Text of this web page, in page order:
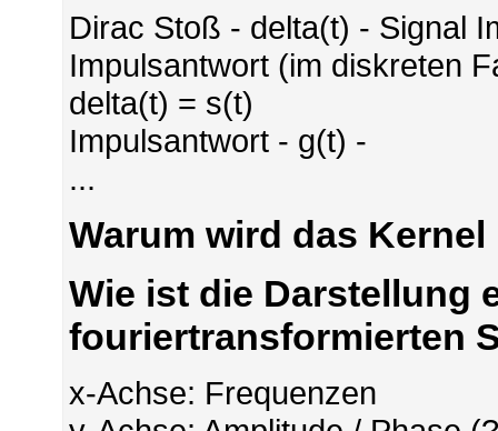
Dirac Stoß - delta(t) - Signal
Impulsantwort (im diskreten
delta(t) = s(t)
Impulsantwort - g(t) -
...
Warum wird das
Wie ist die Darstellung
fouriertransformierten
x-Achse: Frequenzen